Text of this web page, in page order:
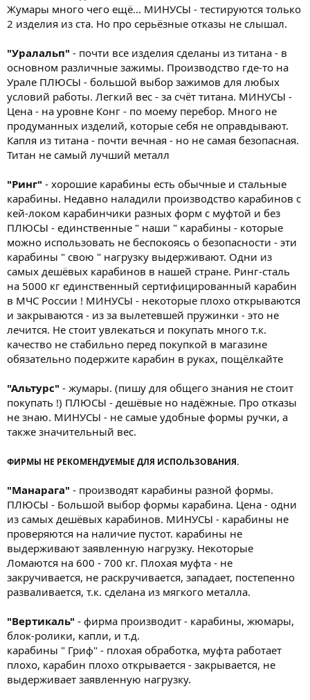
Жумары много чего ещё... МИНУСЫ - тестируются только
2 изделия из ста. Но про серьёзные отказы не слышал.
"Уралальп" - почти все изделия сделаны из титана - в
основном различные зажимы. Производство где-то на
Урале ПЛЮСЫ - большой выбор зажимов для любых
условий работы. Легкий вес - за счёт титана. МИНУСЫ -
Цена - на уровне Конг - по моему перебор. Много не
продуманных изделий, которые себя не оправдывают.
Капля из титана - почти вечная - но не самая безопасная.
Титан не самый лучший металл
"Ринг" - хорошие карабины есть обычные и стальные
карабины. Недавно наладили производство карабинов с
кей-локом карабинчики разных форм с муфтой и без
ПЛЮСЫ - единственные " наши " карабины - которые
можно использовать не беспокоясь о безопасности - эти
карабины " свою " нагрузку выдерживают. Одни из
самых дешёвых карабинов в нашей стране. Ринг-сталь
на 5000 кг единственный сертифицированный карабин
в МЧС России ! МИНУСЫ - некоторые плохо открываются
и закрываются - из за вылетевшей пружинки - это не
лечится. Не стоит увлекаться и покупать много т.к.
качество не стабильно перед покупкой в магазине
обязательно подержите карабин в руках, пощёлкайте
"Альтурс" - жумары. (пишу для общего знания не стоит
покупать !) ПЛЮСЫ - дешёвые но надёжные. Про отказы
не знаю. МИНУСЫ - не самые удобные формы ручки, а
также значительный вес.
ФИРМЫ НЕ РЕКОМЕНДУЕМЫЕ ДЛЯ ИСПОЛЬЗОВАНИЯ.
"Манарага" - производят карабины разной формы.
ПЛЮСЫ - Большой выбор формы карабина. Цена - одни
из самых дешёвых карабинов. МИНУСЫ - карабины не
проверяются на наличие пустот. карабины не
выдерживают заявленную нагрузку. Некоторые
Ломаются на 600 - 700 кг. Плохая муфта - не
закручивается, не раскручивается, западает, постепенно
разваливается, т.к. сделана из мягкого металла.
"Вертикаль" - фирма производит - карабины, жюмары,
блок-ролики, капли, и т.д.
карабины " Гриф" - плохая обработка, муфта работает
плохо, карабин плохо открывается - закрывается, не
выдерживает заявленную нагрузку.